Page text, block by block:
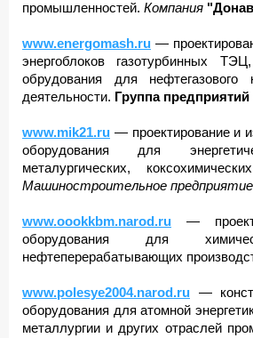
промышленностей. Компания
www.energomash.ru —
энергоблоков газотурбинных
обрудования для
деятельности. Группа
www.mik21.ru — проектирование и
оборудования для
металургических,
Машиностроительное предприятие
www.oookkbm.narod.ru —
оборудования для
нефтеперерабатывающих
www.polesye2004.narod.ru —
оборудования для атомной
металлургии и других отраслей